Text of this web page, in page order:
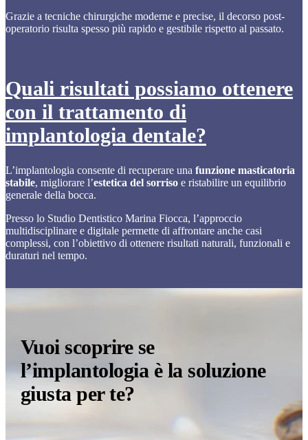
Grazie a tecniche chirurgiche moderne e precise, il decorso post-
operatorio risulta spesso più rapido e gestibile rispetto al passato.
Quali risultati possiamo ottenere
con il trattamento di
implantologia dentale?
L’implantologia consente di recuperare una funzione masticatoria
stabile, migliorare l’estetica del sorriso e ristabilire un equilibrio
generale della bocca.
Presso lo Studio Dentistico Marina Fiocca, l’approccio
multidisciplinare e digitale permette di affrontare anche casi
complessi, con l’obiettivo di ottenere risultati naturali, funzionali e
duraturi nel tempo.
Vuoi scoprire se
l’implantologia è la soluzione
giusta per te?